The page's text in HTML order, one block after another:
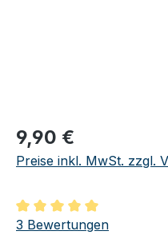
Regulärer Preis:
9,90 €
Preise inkl. MwSt. zzgl.
Durchschnittliche
3 Bewertungen